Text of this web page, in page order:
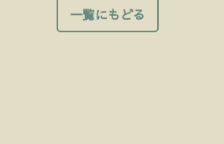
一覧にもどる